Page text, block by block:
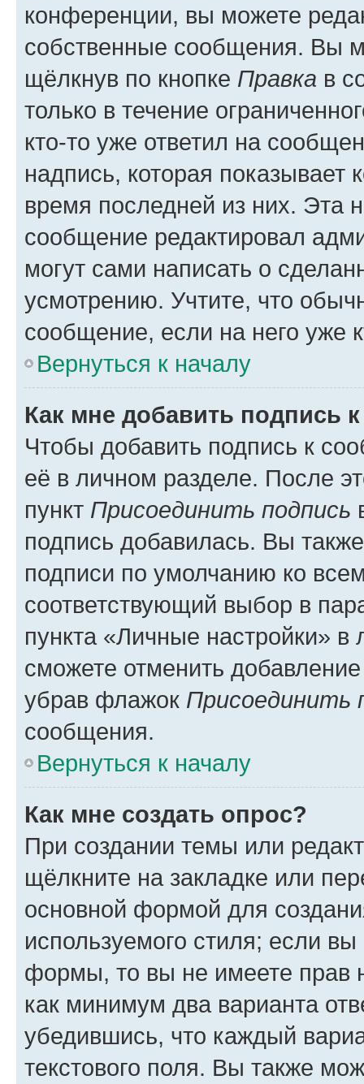
конференции, вы можете
собственные сообщения. Вы
щёлкнув по кнопке Правка в
только в течение
кто-то уже ответил на
надпись, которая показывает
время последней из них. Эта
сообщение редактировал
могут сами написать о
усмотрению. Учтите, что
сообщение, если на него уже
Вернуться к началу
Как мне добавить подпись
Чтобы добавить подпись к
её в личном разделе. После
пункт Присоединить подпись
подпись добавилась. Вы
подписи по умолчанию ко
соответствующий выбор в
пункта «Личные настройки»
сможете отменить
убрав флажок Присоединить
сообщения.
Вернуться к началу
Как мне создать опрос?
При создании темы или
щёлкните на закладке или
основной формой для
используемого стиля; если
формы, то вы не имеете прав
как минимум два варианта
убедившись, что каждый
текстового поля. Вы также